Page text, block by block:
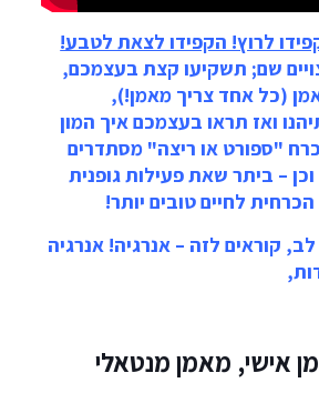
לרוץ! הקפידו לצאת לטבע!
שם; תשקיעו קצת בעצמכם,
(כל אחד צריך מאמן!),
ואז תראו בעצמכם איך המון
"ספורט או ריצה" מסתדרים
– ביתר שאת פעילות גופנית
קוראים לזה – אנרגיה! אנרגיה
אישי, מאמן מנטאלי